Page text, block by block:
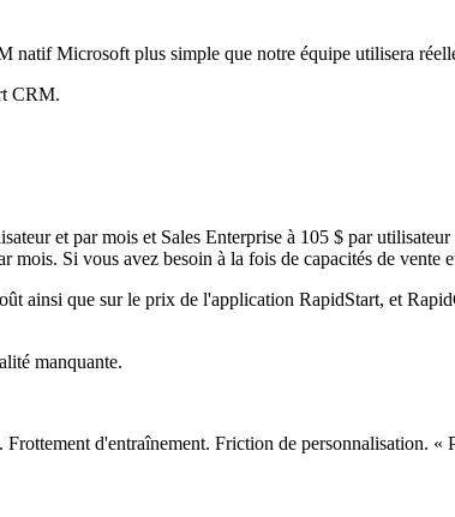
natif Microsoft plus simple que notre équipe utilisera
CRM.
et par mois et Sales Enterprise à 105 $ par
Si vous avez besoin à la fois de capacités de vente
ainsi que sur le prix de l'application RapidStart, et
manquante.
d'entraînement. Friction de personnalisation. «